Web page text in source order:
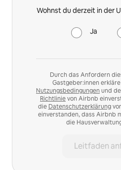
Wohnst du derzeit in der
Ja
Durch das Anfordern
Gastgeber:innen
Nutzungsbedingungen und
Richtlinievon Airbnb
die Datenschutzerklärung
einverstanden, dass Airbnb
die
Leitfaden